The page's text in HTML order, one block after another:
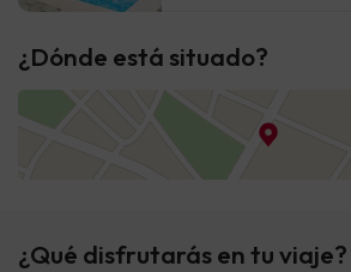
¿Dónde está situado?
¿Qué disfrutarás en tu viaje?